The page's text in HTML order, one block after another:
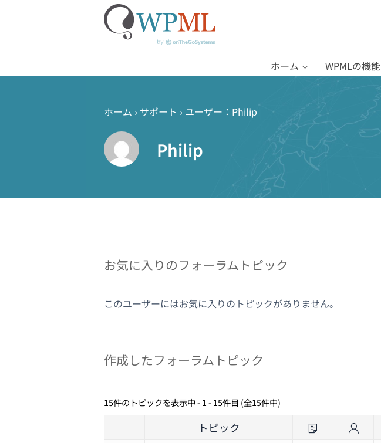
ッ
ホーム WPMLの機能
ホーム › サポート › ユーザー：Philip
Philip
お気に入りのフォーラムトピック
このユーザーにはお気に入りのトピックがありません。
作成したフォーラムトピック
15件のトピックを表示中 - 1 - 15件目 (全15件中)
トピック